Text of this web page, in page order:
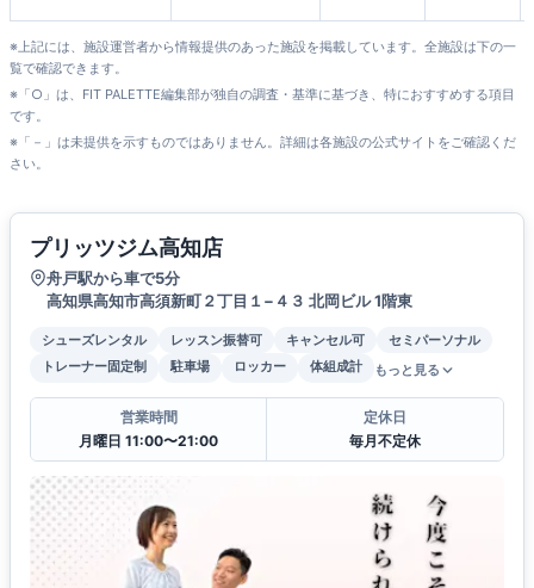
※上記には、施設運営者から情報提供のあった施設を掲載しています。全施設は下の一
覧で確認できます。
※「○」は、FIT PALETTE編集部が独自の調査・基準に基づき、特におすすめする項目
です。
※「－」は未提供を示すものではありません。詳細は各施設の公式サイトをご確認くだ
さい。
プリッツジム高知店
舟戸駅から車で5分
高知県高知市高須新町２丁目１−４３ 北岡ビル 1階東
シューズレンタル レッスン振替可 キャンセル可
セミパーソナル
トレーナー固定制
駐車場 ロッカー 体組成計 もっと見る
営業時間
月曜日 11:00〜21:00
定休日
毎月不定休